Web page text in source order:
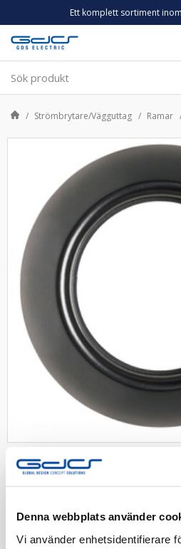
Denna webbplats använder
Vi använder enhetsidentifierare
Ett komplett sortiment
Strömbrytare/Vägguttag Ramar
SCHNEIDER